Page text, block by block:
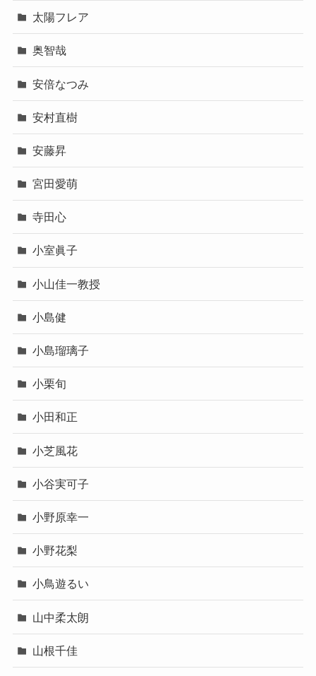
太陽フレア
奥智哉
安倍なつみ
安村直樹
安藤昇
宮田愛萌
寺田心
小室眞子
小山佳一教授
小島健
小島瑠璃子
小栗旬
小田和正
小芝風花
小谷実可子
小野原幸一
小野花梨
小鳥遊るい
山中柔太朗
山根千佳